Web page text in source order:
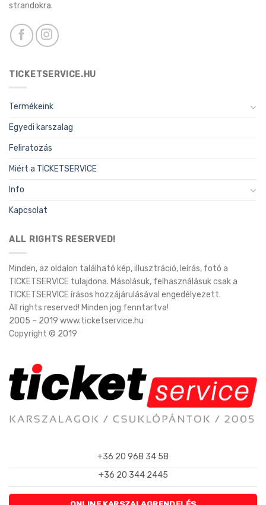
strandokra.
TICKETSERVICE.HU
Termékeink
Egyedi karszalag
Feliratozás
Miért a TICKETSERVICE
Info
Kapcsolat
ALL RIGHTS RESERVED!
Minden, az oldalon található kép, illusztráció, leírás, fotó a
TICKETSERVICE tulajdona. Másolásuk, felhasználásuk csak a
TICKETSERVICE írásos hozzájárulásával engedélyezett.
All rights reserved! Minden jog fenntartva!
2005 – 2019 www.ticketservice.hu
Copyright © 2019
+36 20 968 34 58
+36 20 344 2445